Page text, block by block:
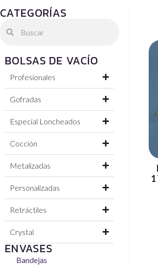
CATEGORÍAS
BOLSAS DE VACÍO
Profesionales
Gofradas
Especial Loncheados
Cocción
Metalizadas
Personalizadas
Retráctiles
Crystal
ENVASES
Bandejas